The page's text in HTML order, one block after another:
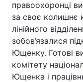
Екологія
Лонгріди
Відео з Youtube
правоохоронці
за своє колишнє
лінійного
зобов’язалися
Ющенку. Готові
комітету
Ющенка і